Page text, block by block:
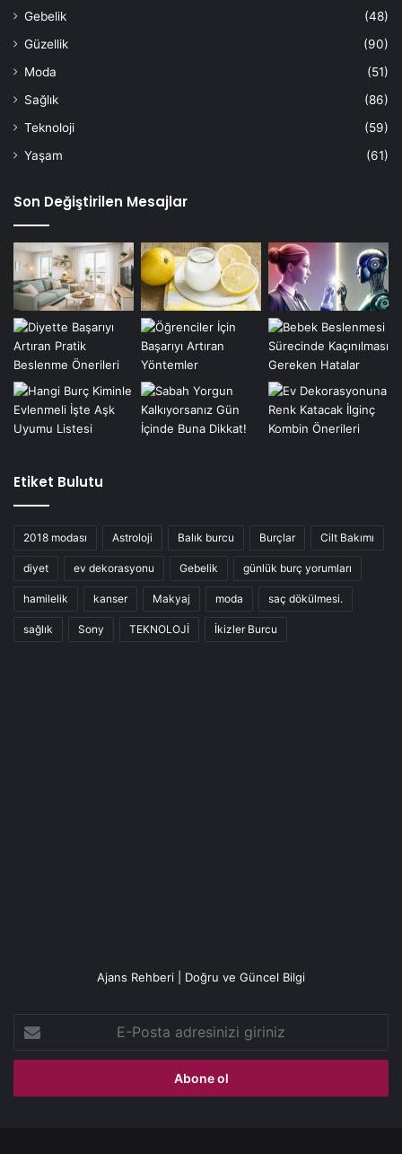
Gebelik
(48)
Güzellik
(90)
Moda
(51)
Sağlık
(86)
Teknoloji
(59)
Yaşam
(61)
Son Değiştirilen Mesajlar
Etiket Bulutu
2018 modası Astroloji Balık burcu Burçlar Cilt Bakımı
diyet ev dekorasyonu Gebelik günlük burç yorumları
hamilelik kanser Makyaj moda saç dökülmesi.
sağlık Sony TEKNOLOJİ İkizler Burcu
Ajans Rehberi | Doğru ve Güncel Bilgi
Posta
adresinizi